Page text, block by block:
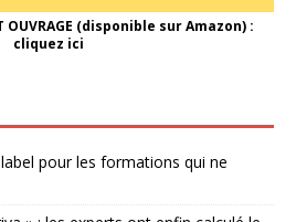
OUVRAGE (disponible sur Amazon) :
cliquez ici
pour les formations qui ne